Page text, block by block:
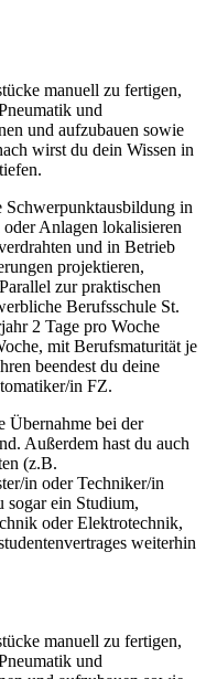
manuell zu fertigen,
und
und aufzubauen sowie
wirst du dein Wissen in
Schwerpunktausbildung in
Anlagen lokalisieren
und in Betrieb
projektieren,
zur praktischen
Berufsschule St.
2 Tage pro Woche
mit Berufsmaturität je
beendest du deine
in FZ.
Übernahme bei der
Außerdem hast du auch
(z.B.
in oder Techniker/in
ein Studium,
oder Elektrotechnik,
weiterhin
manuell zu fertigen,
und